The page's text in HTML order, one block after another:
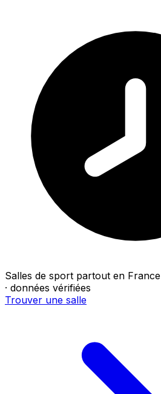
Salles de sport partout en France
· données vérifiées
Trouver une salle